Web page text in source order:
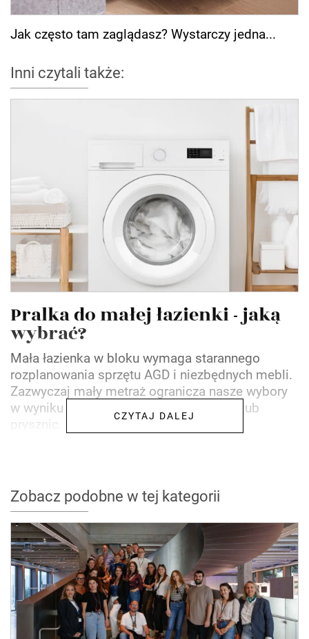
Jak często tam zaglądasz? Wystarczy jedna...
Inni czytali także:
Pralka do małej łazienki - jaką
wybrać?
Mała łazienka w bloku wymaga starannego
rozplanowania sprzętu AGD i niezbędnych mebli.
Zazwyczaj mały metraż ogranicza nasze wybory
w wyniku czego musimy wybrać wannę lub
prysznic. A co z pralką?...
CZYTAJ DALEJ
Zobacz podobne w tej kategorii